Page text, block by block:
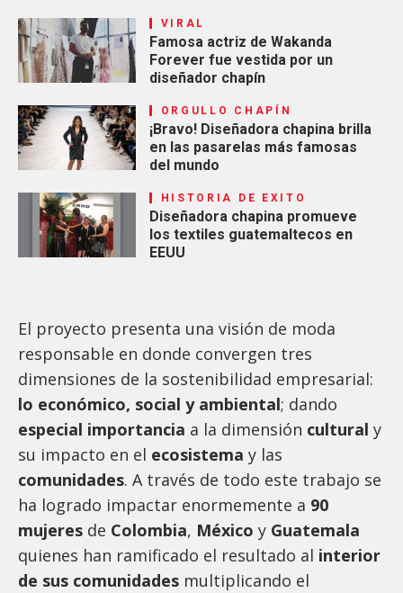
VIRAL
Famosa actriz de Wakanda
Forever fue vestida por un
diseñador chapín
ORGULLO CHAPÍN
¡Bravo! Diseñadora chapina brilla
en las pasarelas más famosas
del mundo
HISTORIA DE EXITO
Diseñadora chapina promueve
los textiles guatemaltecos en
EEUU
El proyecto presenta una visión de moda
responsable en donde convergen tres
dimensiones de la sostenibilidad empresarial:
lo económico, social y ambiental; dando
especial importancia a la dimensión cultural y
su impacto en el ecosistema y las
comunidades. A través de todo este trabajo se
ha logrado impactar enormemente a 90
mujeres de Colombia, México y Guatemala
quienes han ramificado el resultado al interior
de sus comunidades multiplicando el